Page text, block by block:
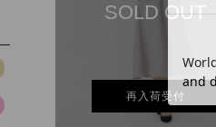
SOLD OUT
再入荷受付